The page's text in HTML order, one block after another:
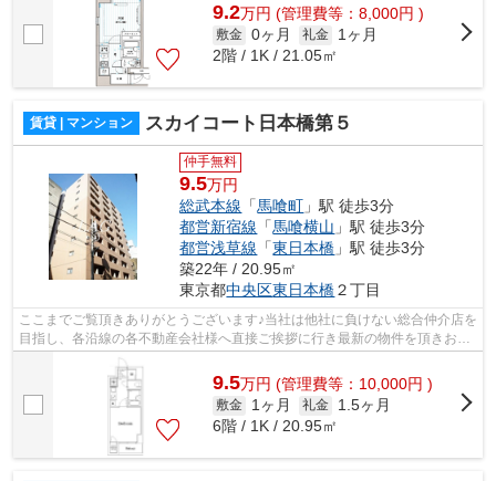
9.2万円 (管理費等：8,000円 )
敷金 0ヶ月 礼金
1ヶ月
2階 / 1K / 21.05㎡
賃貸 | マンション スカイコート日本橋第５
仲手無料
9.5万円
総武本線 「馬喰町 」駅 徒歩3分
都営新宿線 「馬喰横山 」駅 徒歩3分
都営浅草線 「東日本橋 」駅 徒歩3分
築22年 / 20.95㎡
東京都中央区東日本橋２丁目
ここまでご覧頂きありがとうございます♪当社は他社に負けない総合仲介店を
目指し、各沿線の各不動産会社様へ直接ご挨拶に行き最新の物件を頂きお客
様へ提供しております！最新の情報は...
9.5万円 (管理費等：10,000円 )
敷金 1ヶ月 礼金
1.5ヶ月
6階 / 1K / 20.95㎡